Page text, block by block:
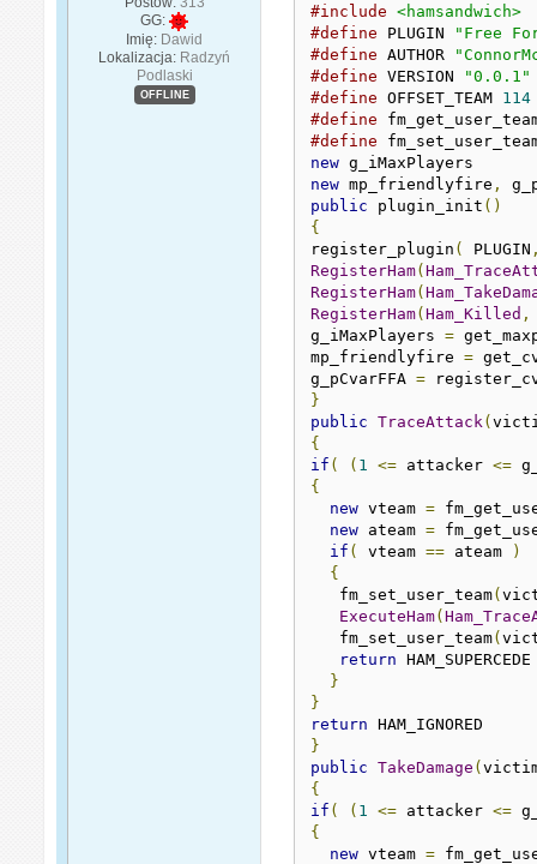
GG:
Imię: Dawid
Lokalizacja: Radzyń
Podlaski
OFFLINE
#include
<hamsandwich>
#define PLUGIN
"Free
#define AUTHOR
#define VERSION
"0.0.1"
#define OFFSET_TEAM 114
#define
#define
new g_iMaxPlayers
new mp_friendlyfire ,
public plugin_init ()
{
register_plugin ( PLUGIN
RegisterHam(
RegisterHam(
RegisterHam(Ham_Killed ,
g_iMaxPlayers =
mp_friendlyfire =
g_pCvarFFA =
}
public
TraceAttack (
{
if ( ( 1 <= attacker <=
{
new vteam =
new ateam =
if ( vteam == ateam
)
{
   fm_set_user_team
(
ExecuteHam(
   fm_set_user_team
(
return HAM_SUPERCEDE
}
}
return HAM_IGNORED
}
public
TakeDamage (
{
if ( ( 1 <= attacker <=
{
new vteam =